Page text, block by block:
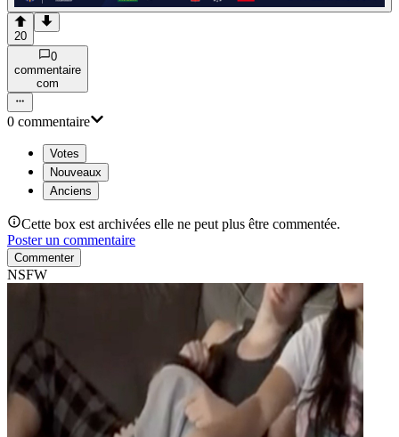
20
0
commentaire
com
0 commentaire
Votes
Nouveaux
Anciens
Cette box est archivées elle ne peut plus être commentée.
Poster un commentaire
Commenter
NSFW